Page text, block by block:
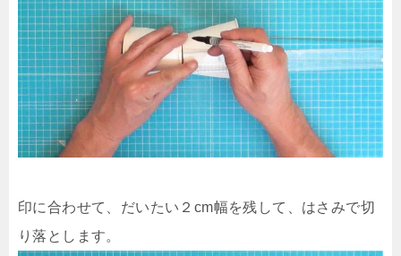
印に合わせて、だいたい２cm幅を残して、はさみで切
り落とします。